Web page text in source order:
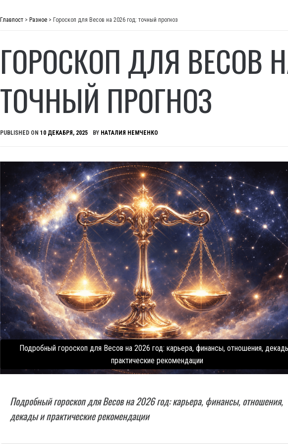
Главпост > Разное > Гороскоп для Весов на 2026 год: точный прогноз
ГОРОСКОП ДЛЯ ВЕСОВ
ТОЧНЫЙ ПРОГНОЗ
PUBLISHED ON 10 ДЕКАБРЯ, 2025 BY НАТАЛИЯ НЕМЧЕНКО
Подробный гороскоп для Весов на 2026 год: карьера, финансы, отношения,
практические рекомендации
Подробный гороскоп для Весов на 2026 год: карьера, финансы, отношения,
декады и практические рекомендации